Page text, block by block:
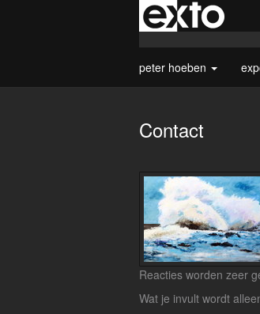
peter hoeben
Contact
Reacties worden zeer
Wat je invult wordt